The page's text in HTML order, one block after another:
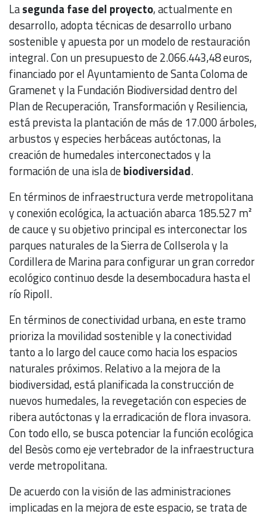
Lasegunda fase del proyecto, actualmente en
desarrollo, adopta técnicas de desarrollo urbano
sostenible y apuesta por un modelo de restauración
integral. Con un presupuesto de 2.066.443,48 euros,
financiado por el Ayuntamiento de Santa Coloma de
Gramenet y la Fundación Biodiversidad dentro del
Plan de Recuperación, Transformación y Resiliencia,
está prevista la plantación de más de 17.000 árboles,
arbustos y especies herbáceas autóctonas, la
creación de humedales interconectados y la
formación de una isla debiodiversidad.
En términos de infraestructura verde metropolitana
y conexión ecológica, la actuación abarca 185.527 m²
de cauce y su objetivo principal es interconectar los
parques naturales de la Sierra de Collserola y la
Cordillera de Marina para configurar un gran corredor
ecológico continuo desde la desembocadura hasta el
río Ripoll.
En términos de conectividad urbana, en este tramo
prioriza la movilidad sostenible y la conectividad
tanto a lo largo del cauce como hacia los espacios
naturales próximos. Relativo a la mejora de la
biodiversidad, está planificada la construcción de
nuevos humedales, la revegetación con especies de
ribera autóctonas y la erradicación de flora invasora.
Con todo ello, se busca potenciar la función ecológica
del Besòs como eje vertebrador de la infraestructura
verde metropolitana.
De acuerdo con la visión de las administraciones
implicadas en la mejora de este espacio, se trata de